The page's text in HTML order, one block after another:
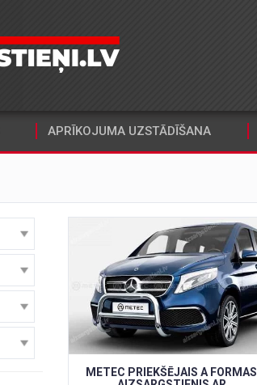
APRĪKOJUMA UZSTĀDĪŠANA
METEC PRIEKŠĒJAIS A FORMAS